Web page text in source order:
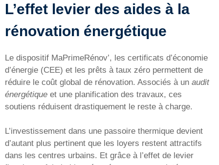
L’effet levier des aides à la
rénovation énergétique
Le dispositif MaPrimeRénov’, les certificats d’économie
d’énergie (CEE) et les prêts à taux zéro permettent de
réduire le coût global de rénovation. Associés à un audit
énergétique et une planification des travaux, ces
soutiens réduisent drastiquement le reste à charge.
L’investissement dans une passoire thermique devient
d’autant plus pertinent que les loyers restent attractifs
dans les centres urbains. Et grâce à l’effet de levier